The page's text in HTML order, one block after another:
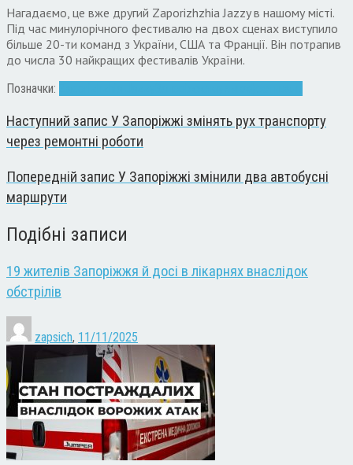
Нагадаємо, це вже другий Zaporizhzhia Jazzy в нашому місті.
Під час минулорічного фестивалю на двох сценах виступило
більше 20-ти команд з України, США та Франції. Він потрапив
до числа 30 найкращих фестивалів України.
Позначки:
Наступний запис У Запоріжжі змінять рух транспорту
через ремонтні роботи
Попередній запис У Запоріжжі змінили два автобусні
маршрути
Подібні записи
19 жителів Запоріжжя й досі в лікарнях внаслідок
обстрілів
zapsich, 11/11/2025